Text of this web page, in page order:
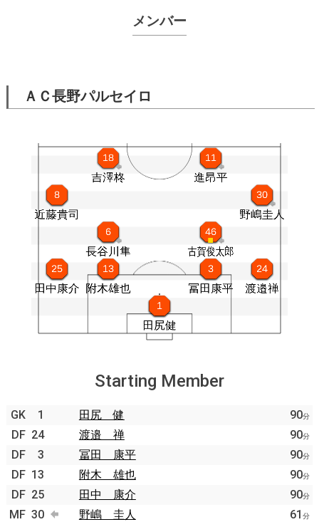
メンバー
ＡＣ長野パルセイロ
Starting Member
GK 1 田尻 健 90分
DF 24 渡邉 禅 90分
DF 3 冨田 康平 90分
DF 13 附木 雄也 90分
DF 25 田中 康介 90分
MF 30 野嶋 圭人 61 分